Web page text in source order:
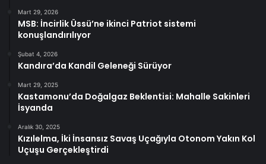
Mart 29, 2026
MSB: İncirlik Üssü’ne ikinci Patriot sistemi
konuşlandırılıyor
Şubat 4, 2026
Kandıra’da Kandil Geleneği Sürüyor
Mart 29, 2025
Kastamonu’da Doğalgaz Beklentisi: Mahalle Sakinleri
İsyanda
Aralık 30, 2025
Kızılelma, İki İnsansız Savaş Uçağıyla Otonom Yakın Kol
Uçuşu Gerçekleştirdi